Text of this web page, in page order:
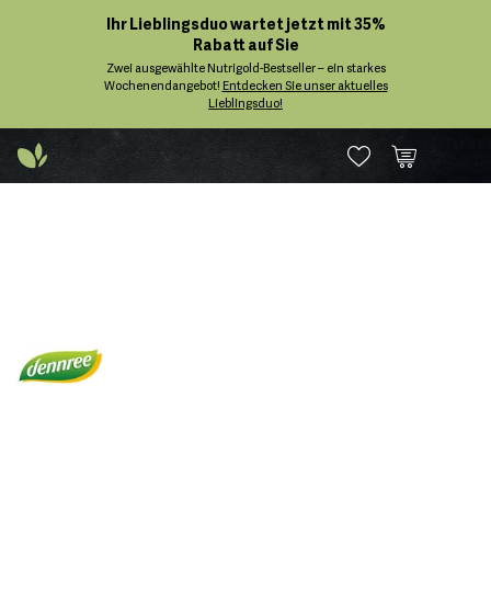
Ihr Lieblingsduo wartet jetzt mit 35%
Rabatt auf Sie
Zwei ausgewählte Nutrigold-Bestseller – ein starkes
Wochenendangebot! Entdecken Sie unser aktuelles
Lieblingsduo!